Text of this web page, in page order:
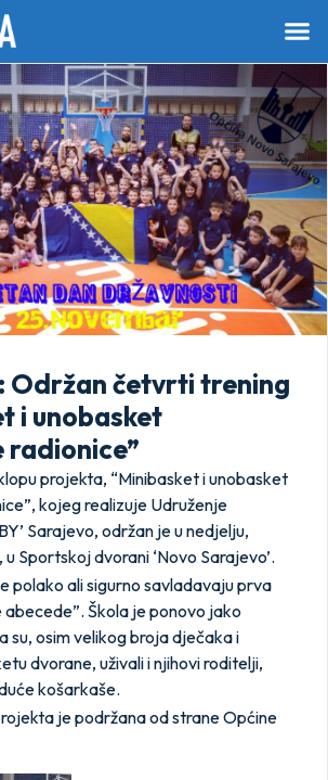
Održan četvrti trening
i unobasket
radionice”
projekta, “Minibasket i unobasket
kojeg realizuje Udruženje
Sarajevo, održan je u nedjelju,
u Sportskoj dvorani ‘Novo Sarajevo’.
polako ali sigurno savladavaju prva
Škola je ponovo jako
su, osim velikog broja dječaka i
dvorane, uživali i njihovi roditelji,
košarkaše.
je podržana od strane Općine